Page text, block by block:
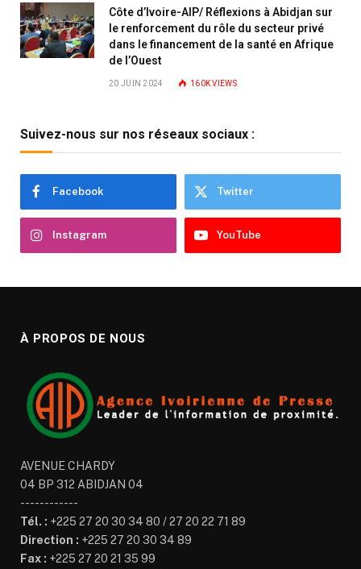
Côte d’Ivoire-AIP/ Réflexions à Abidjan sur
le renforcement du rôle du secteur privé
dans le financement de la santé en Afrique
de l’Ouest
20 JUIN 2024 160KVIEWS
Suivez-nous sur nos réseaux sociaux :
Facebook Twitter
Instagram YouTube
À PROPOS DE NOUS
AVENUE CHARDY
04 BP 312 ABIDJAN 04
------------
Tél. : +225 27 20 30 34 80 / 27 20 22 71 89
Direction : +225 27 20 30 34 89
Fax : +225 27 20 21 35 99